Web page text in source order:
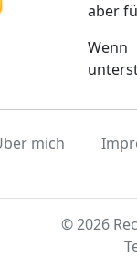
aber
mich
© 2026